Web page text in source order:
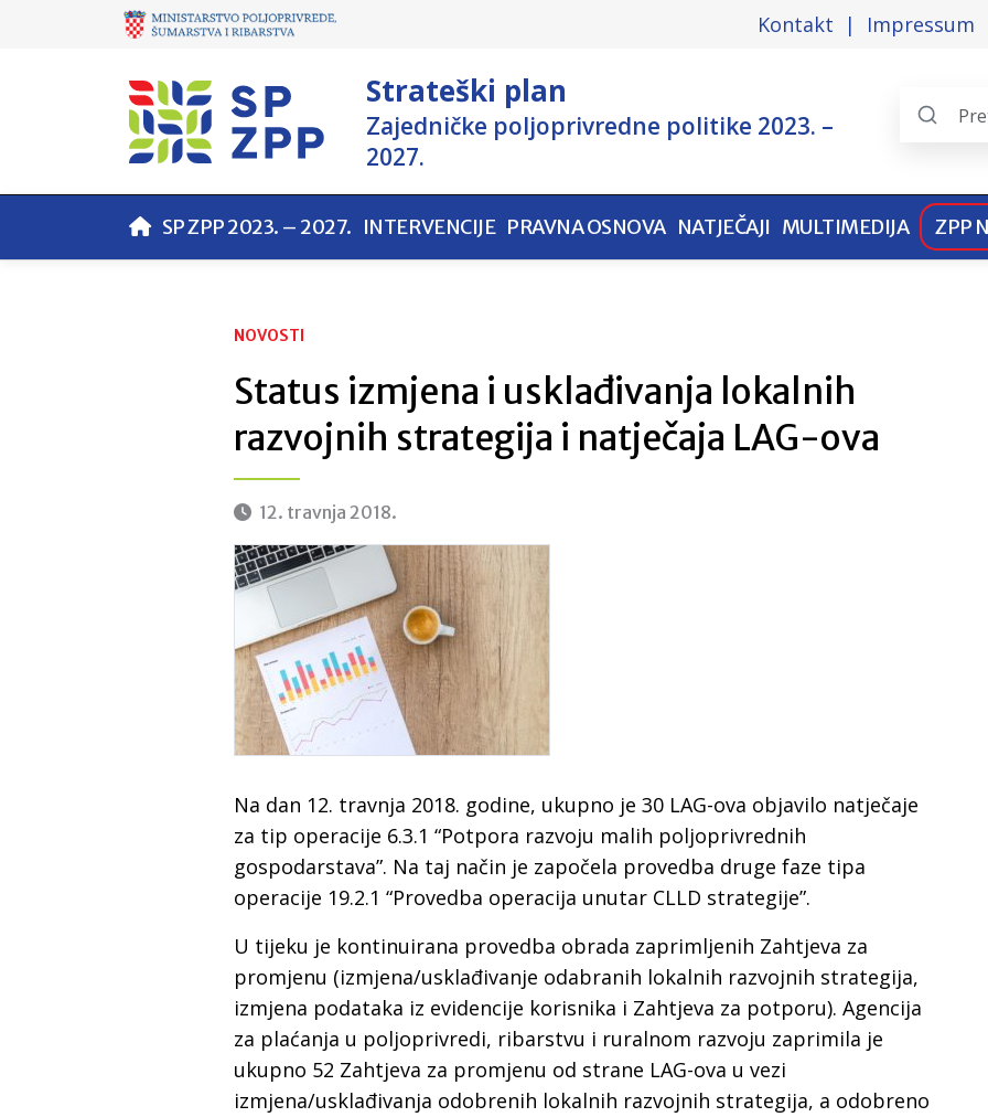
Kontakt Impressum
Strateški plan
Zajedničke poljoprivredne politike 2023. –
2027.
Search
pages
SP ZPP 2023. – 2027. INTERVENCIJE PRAVNA OSNOVA NATJEČAJI MULTIMEDIJA ZPP
NOVOSTI
Status izmjena i usklađivanja lokalnih
razvojnih strategija i natječaja LAG-ova
12. travnja 2018.
Na dan 12. travnja 2018. godine, ukupno je 30 LAG-ova objavilo natječaje
za tip operacije 6.3.1 “Potpora razvoju malih poljoprivrednih
gospodarstava”. Na taj način je započela provedba druge faze tipa
operacije 19.2.1 “Provedba operacija unutar CLLD strategije”.
U tijeku je kontinuirana provedba obrada zaprimljenih Zahtjeva za
promjenu (izmjena/usklađivanje odabranih lokalnih razvojnih strategija,
izmjena podataka iz evidencije korisnika i Zahtjeva za potporu). Agencija
za plaćanja u poljoprivredi, ribarstvu i ruralnom razvoju zaprimila je
ukupno 52 Zahtjeva za promjenu od strane LAG-ova u vezi
izmjena/usklađivanja odobrenih lokalnih razvojnih strategija, a odobreno